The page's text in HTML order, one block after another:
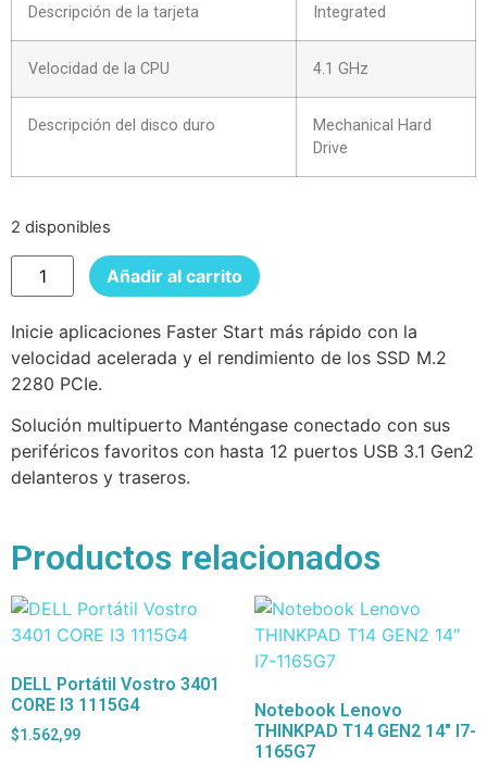
Descripción de la tarjeta Integrated
Velocidad de la CPU 4.1 GHz
Descripción del disco duro
Mechanical Hard
Drive
2 disponibles
Añadir al carrito
Inicie aplicaciones Faster Start más rápido con la
velocidad acelerada y el rendimiento de los SSD M.2
2280 PCIe.
Solución multipuerto Manténgase conectado con sus
periféricos favoritos con hasta 12 puertos USB 3.1 Gen2
delanteros y traseros.
Productos relacionados
DELL Portátil Vostro 3401
CORE I3 1115G4
$1.562,99
Notebook Lenovo
THINKPAD T14 GEN2 14″ I7-
1165G7